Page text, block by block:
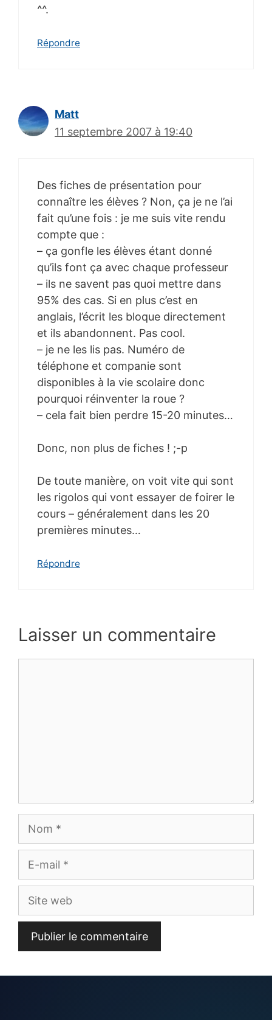
^^.
Répondre
Matt
11 septembre 2007 à 19:40
Des fiches de présentation pour
connaître les élèves ? Non, ça je ne l’ai
fait qu’une fois : je me suis vite rendu
compte que :
– ça gonfle les élèves étant donné
qu’ils font ça avec chaque professeur
– ils ne savent pas quoi mettre dans
95% des cas. Si en plus c’est en
anglais, l’écrit les bloque directement
et ils abandonnent. Pas cool.
– je ne les lis pas. Numéro de
téléphone et companie sont
disponibles à la vie scolaire donc
pourquoi réinventer la roue ?
– cela fait bien perdre 15-20 minutes…
Donc, non plus de fiches ! ;-p
De toute manière, on voit vite qui sont
les rigolos qui vont essayer de foirer le
cours – généralement dans les 20
premières minutes…
Répondre
Laisser un commentaire
Site
web